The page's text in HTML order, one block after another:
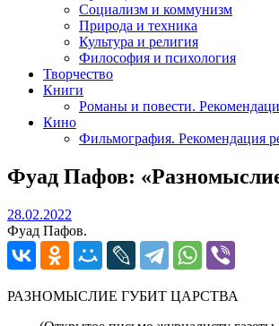
Социализм и коммунизм
Природа и техника
Культура и религия
Философия и психология
Творчество
Книги
Романы и повести.
Кино
Фильмография. Рекомендация
Фуад Пафов:
28.02.2022
Фуад Пафов.
РАЗНОМЫСЛИЕ ГУБИТ ЦАРСТВА